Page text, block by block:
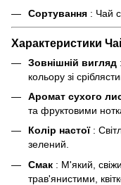
Сортування : Чай
Характеристики
Зовнішній вигляд
кольору зі
Аромат сухого
та фруктовими
Колір настої:
зелений.
Смак : М'який,
трав'янистими,